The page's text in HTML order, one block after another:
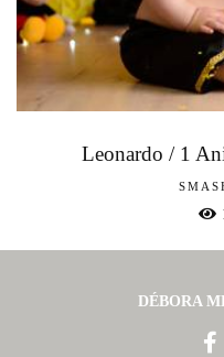
Leonardo / 1
DÉBORA